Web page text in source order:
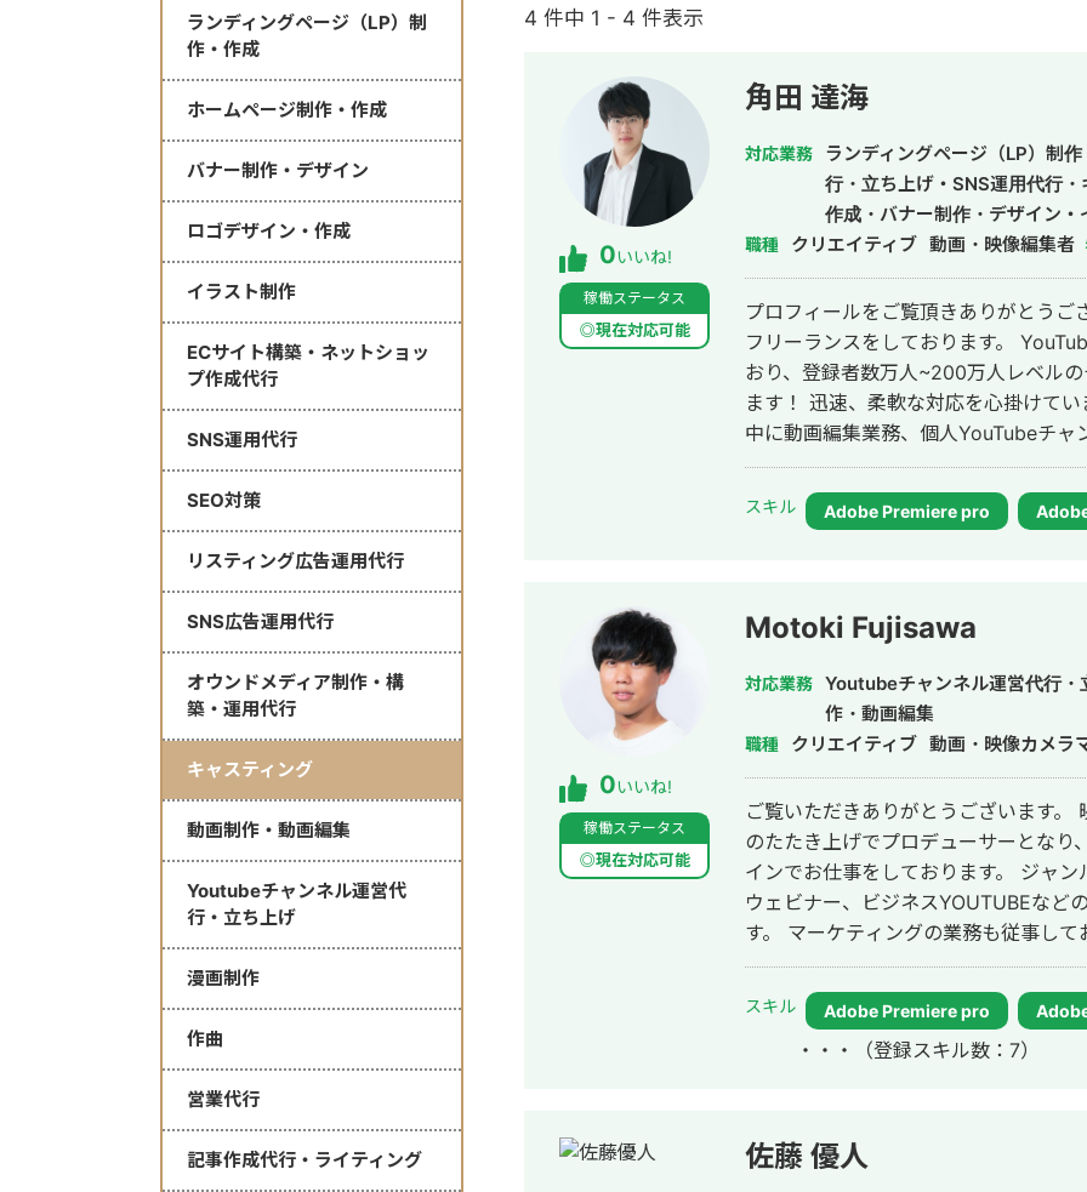
ランディングページ（LP）制
作・作成
ホームページ制作・作成
バナー制作・デザイン
ロゴデザイン・作成
イラスト制作
ECサイト構築・ネットショッ
プ作成代行
SNS運用代行
SEO対策
リスティング広告運用代行
SNS広告運用代行
オウンドメディア制作・構
築・運用代行
キャスティング
動画制作・動画編集
Youtubeチャンネル運営代
行・立ち上げ
漫画制作
作曲
営業代行
記事作成代行・ライティング
4 件中 1 - 4 件表示
0いいね!
稼働ステータス
◎現在対応可能
角田 達海
対応業務
ランディングページ（LP）制
行・立ち上げ・SNS運用代行
作成・バナー制作・デザイン
職種 クリエイティブ 動画・映像編集者
プロフィールをご覧頂きありがとう
フリーランスをしております。
おり、登録者数万人~200万人レベル
ます！ 迅速、柔軟な対応を心掛けています！ ------------------------ 大学在学
中に動画編集業務、個人YouTubeチ
THECOO株式会社の運営するゲーム
年8月YouTube急上昇ゲームクリエイター掲載。 現在は株
を創業し、企業様のYouTube支援
集をビジネスに取り入れることによって差別
YouTube総再生回数1000万回超え ・
スキル Adobe Premiere pro
0いいね!
稼働ステータス
◎現在対応可能
Motoki Fujisawa
対応業務 Youtubeチャンネル運営代行・
作・動画編集
職種 クリエイティブ 動画・映像カメラ
ご覧いただきありがとうございます
のたたき上げでプロデューサーとなり
インでお仕事をしております。 ジャ
ウェビナー、ビジネスYOUTUBEなど
す。 マーケティングの業務も従事しておりましたので、動画を使った、CV向
上、CPAの改善など、目的や数字にコミ
土日、特に関係なく、1日6時間〜12
ち合わせはオフラインでも可能です
環境です。 正確・迅速・柔軟に対応
タビュー kenja.tv/president/detl64zb.html ・アンダーズ東京虎
_PR映像 https://youtu.be/N8fVyYfwccQ ・ECサイト誘導インフォグラ
スキル Adobe Premiere pro
・・・ （登録スキル数：7）
佐藤 優人